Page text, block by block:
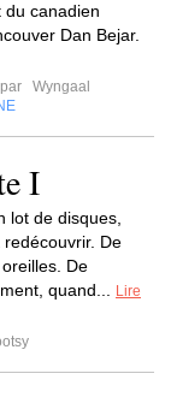
du canadien
Dan Bejar.
Wyngaal
I
lot de disques,
redécouvrir. De
De
quand...
Lire